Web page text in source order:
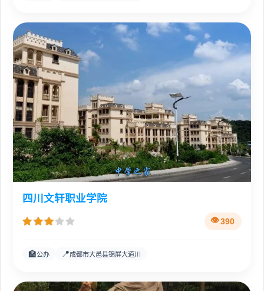
四川文轩职业学院
390
🏫公办 📍成都市大邑县锦屏大道川